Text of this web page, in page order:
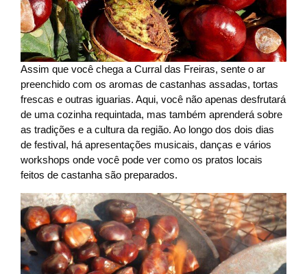
Assim que você chega a Curral das Freiras, sente o ar
preenchido com os aromas de castanhas assadas, tortas
frescas e outras iguarias. Aqui, você não apenas desfrutará
de uma cozinha requintada, mas também aprenderá sobre
as tradições e a cultura da região. Ao longo dos dois dias
de festival, há apresentações musicais, danças e vários
workshops onde você pode ver como os pratos locais
feitos de castanha são preparados.